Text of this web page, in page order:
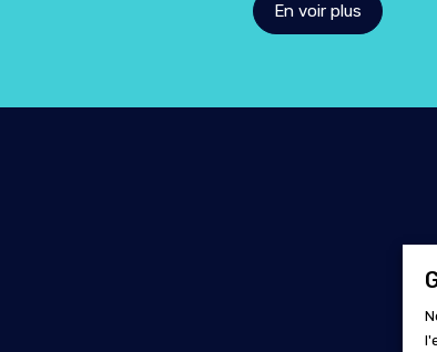
En voir plus